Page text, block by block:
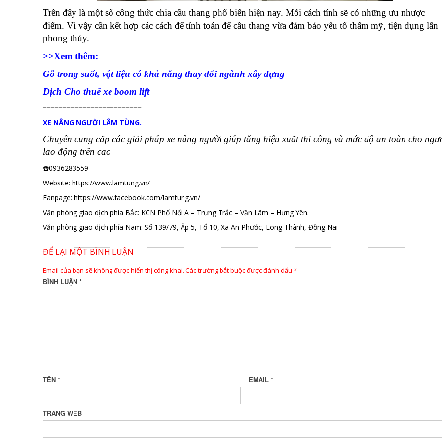
Trên đây là một số công thức chia cầu thang phổ biến hiện nay. Mỗi cách tính sẽ có những ưu nhược
điểm. Vì vậy cần kết hợp các cách để tính toán để cầu thang vừa đảm bảo yếu tố thẩm mỹ, tiện dụng lẫn
phong thủy.
>>Xem thêm:
Gỗ trong suốt, vật liệu có khả năng thay đổi ngành xây dựng
Dịch Cho thuê xe boom lift
=========================
XE NÂNG NGƯỜI LÂM TÙNG.
Chuyên cung cấp các giải pháp xe nâng người giúp tăng hiệu xuất thi công và mức độ an toàn cho
lao động trên cao
☎️0936283559
Website: https://www.lamtung.vn/
Fanpage: https://www.facebook.com/lamtung.vn/
Văn phòng giao dịch phía Bắc: KCN Phố Nối A – Trưng Trắc – Văn Lâm – Hưng Yên.
Văn phòng giao dịch phía Nam: Số 139/79, Ấp 5, Tổ 10, Xã An Phước, Long Thành, Đồng Nai
ĐỂ LẠI MỘT BÌNH LUẬN
Email của bạn sẽ không được hiển thị công khai. Các trường bắt buộc được đánh dấu *
BÌNH LUẬN *
TÊN * EMAIL *
TRANG WEB